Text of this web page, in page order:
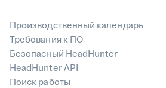
Производственный календарь
Требования к ПО
Безопасный HeadHunter
HeadHunter API
Поиск работы